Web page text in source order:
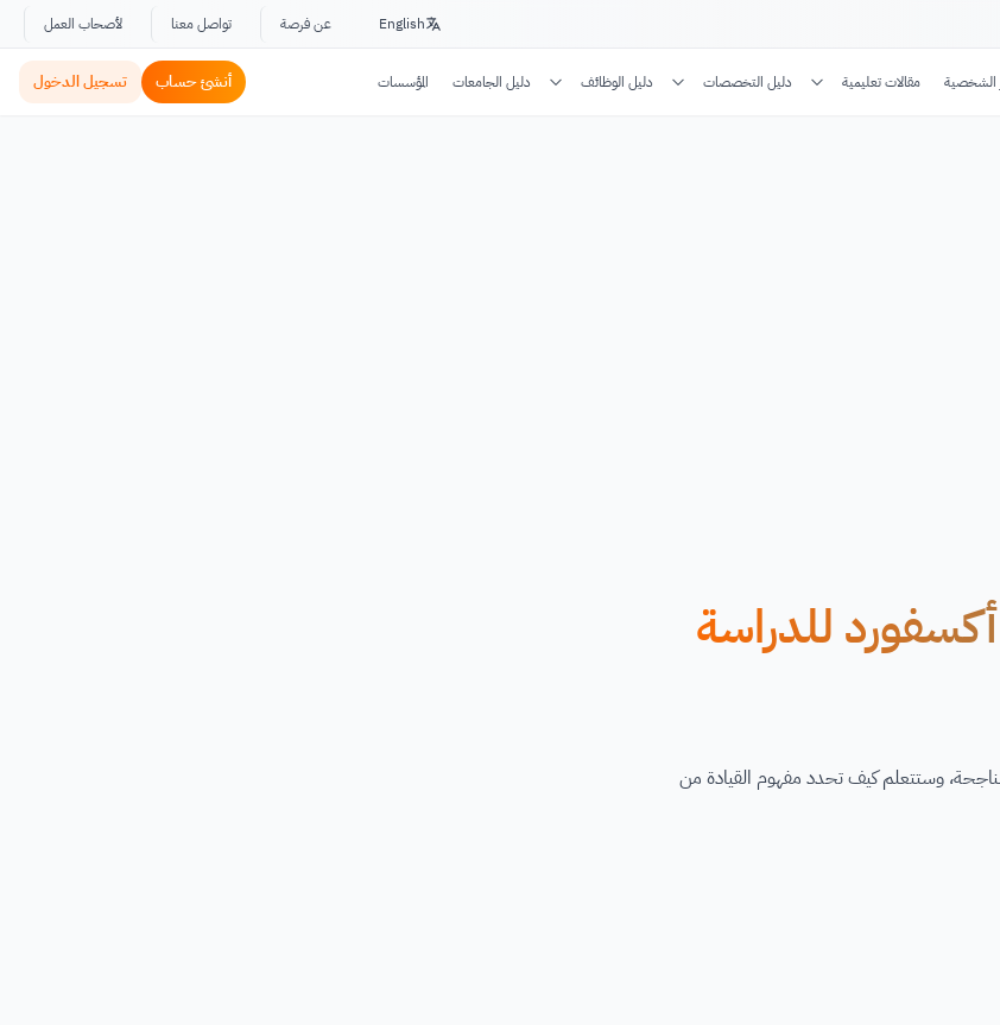
English عن فرصة تواصل معنا لأصحاب العمل
الشخصية مقالات تعليمية دليل التخصصات دليل الوظائف دليل الجامعات المؤسسات أنشئ حساب تسجيل الدخول
للدراسة
وستتعلم كيف تحدد مفهوم القيادة من